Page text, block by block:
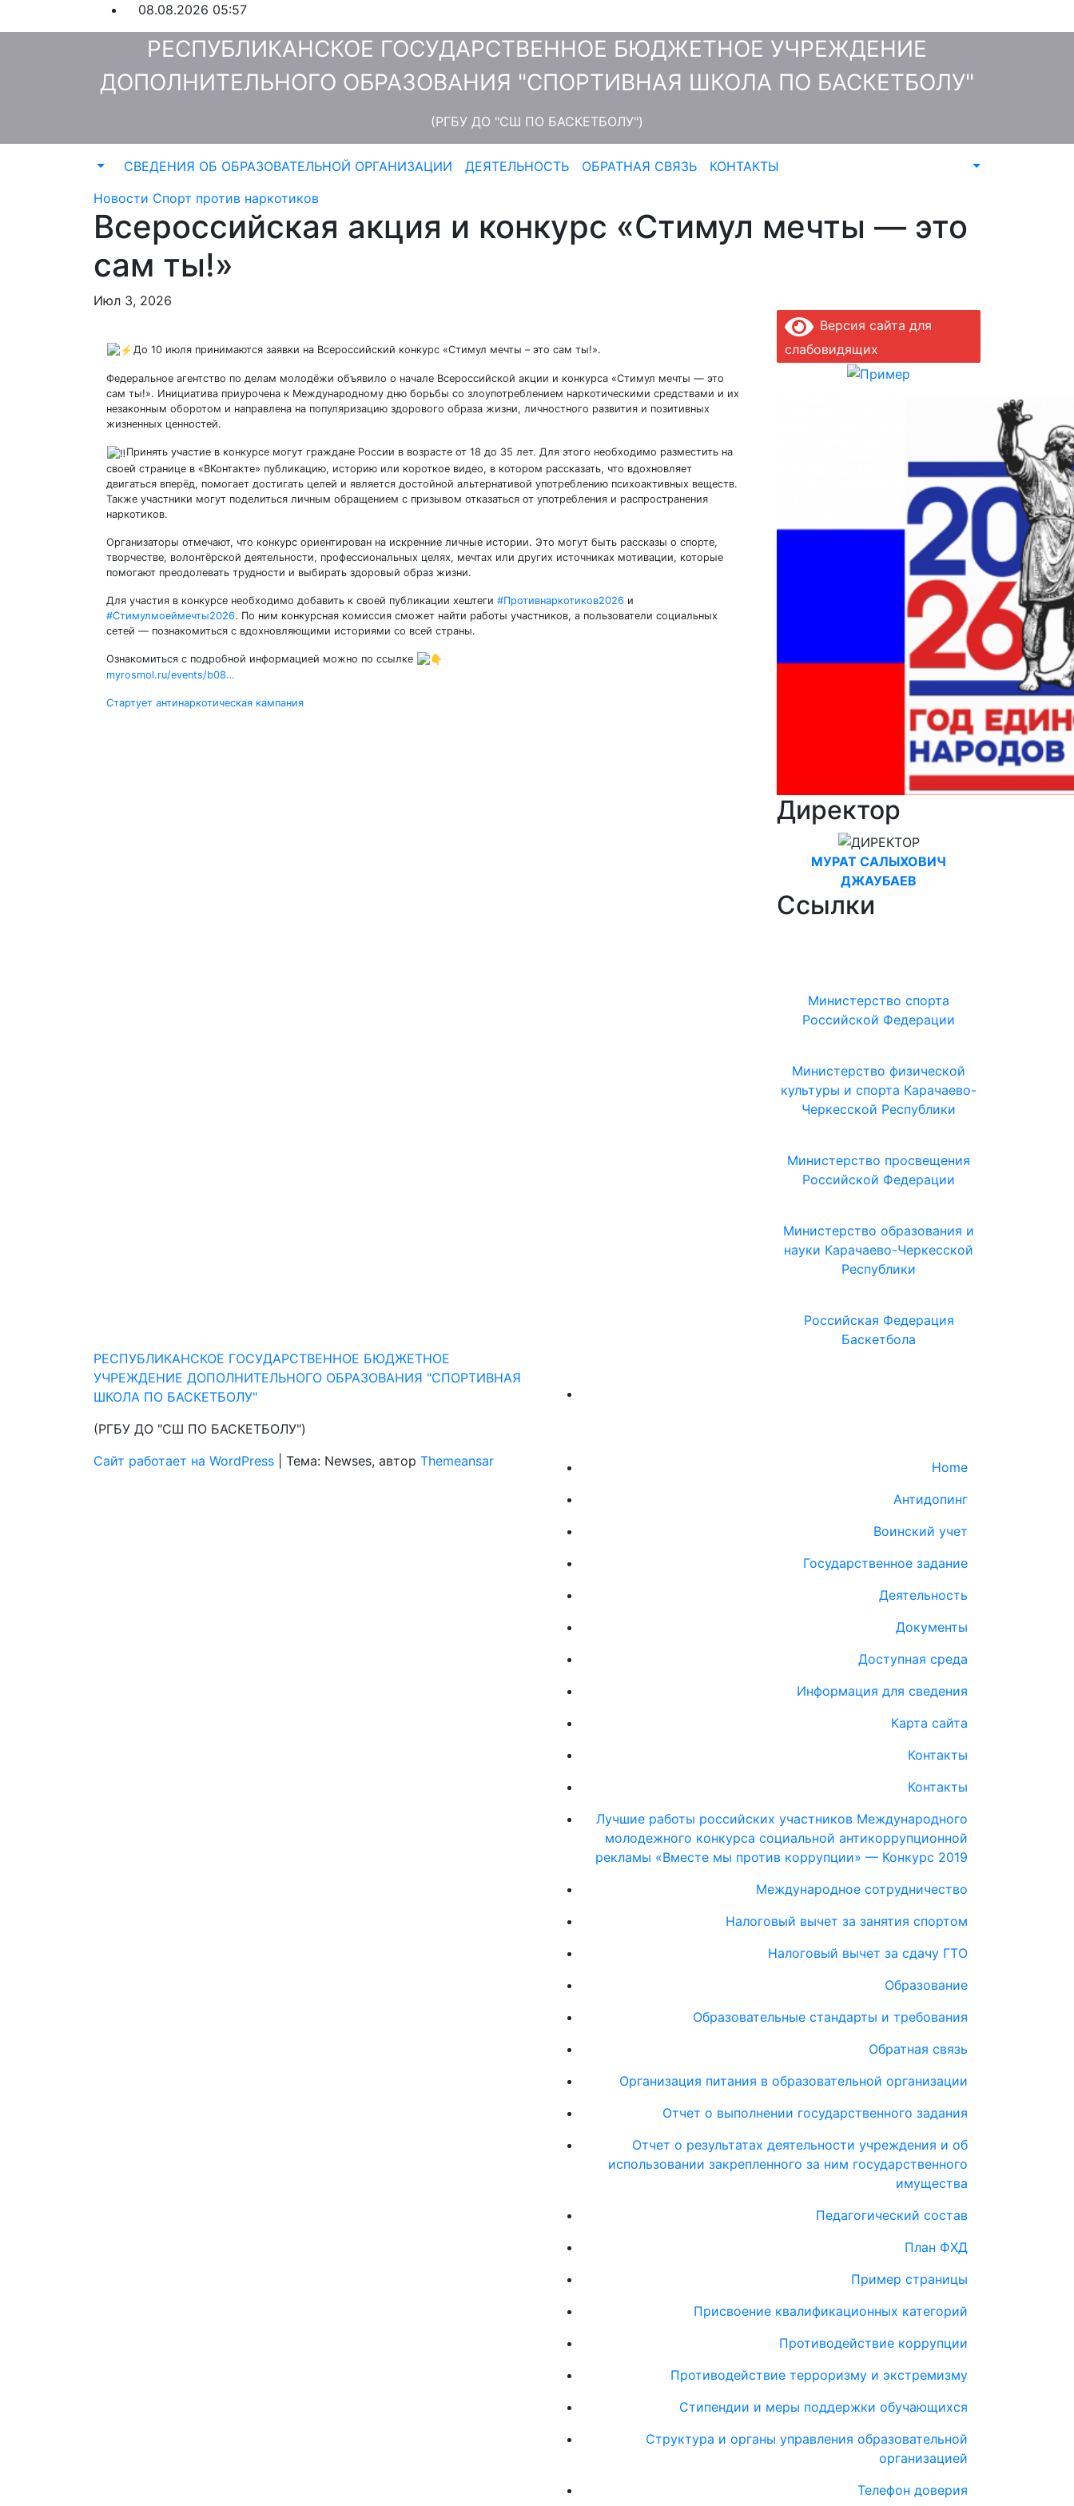
к
08.08.2026 05:57
РЕСПУБЛИКАНСКОЕ ГОСУДАРСТВЕННОЕ БЮДЖЕТНОЕ УЧРЕЖДЕНИЕ
ДОПОЛНИТЕЛЬНОГО ОБРАЗОВАНИЯ "СПОРТИВНАЯ ШКОЛА ПО БАСКЕТБОЛУ"
(РГБУ ДО "СШ ПО БАСКЕТБОЛУ")
СВЕДЕНИЯ ОБ ОБРАЗОВАТЕЛЬНОЙ ОРГАНИЗАЦИИ ДЕЯТЕЛЬНОСТЬ ОБРАТНАЯ СВЯЗЬ
КОНТАКТЫ
Новости Спорт против наркотиков
Всероссийская акция и конкурс «Стимул мечты — это
сам ты!»
Июл 3, 2026
️До 10 июля принимаются заявки на Всероссийский конкурс «Стимул мечты – это сам ты!».
Федеральное агентство по делам молодёжи объявило о начале Всероссийской акции и конкурса «Стимул мечты — это
сам ты!». Инициатива приурочена к Международному дню борьбы со злоупотреблением наркотическими средствами и их
незаконным оборотом и направлена на популяризацию здорового образа жизни, личностного развития и позитивных
жизненных ценностей.
Принять участие в конкурсе могут граждане России в возрасте от 18 до 35 лет. Для этого необходимо разместить на
своей странице в «ВКонтакте» публикацию, историю или короткое видео, в котором рассказать, что вдохновляет
двигаться вперёд, помогает достигать целей и является достойной альтернативой употреблению психоактивных веществ.
Также участники могут поделиться личным обращением с призывом отказаться от употребления и распространения
наркотиков.
Организаторы отмечают, что конкурс ориентирован на искренние личные истории. Это могут быть рассказы о спорте,
творчестве, волонтёрской деятельности, профессиональных целях, мечтах или других источниках мотивации, которые
помогают преодолевать трудности и выбирать здоровый образ жизни.
Для участия в конкурсе необходимо добавить к своей публикации хештеги #Противнаркотиков2026 и
#Стимулмоеймечты2026. По ним конкурсная комиссия сможет найти работы участников, а пользователи социальных
сетей — познакомиться с вдохновляющими историями со всей страны.
Ознакомиться с подробной информацией можно по ссылке
myrosmol.ru/events/b08…
Навигация
Стартует антинаркотическая кампания
Версия сайта для
слабовидящих
Директор
МУРАТ САЛЫХОВИЧ
ДЖАУБАЕВ
Ссылки
Министерство спорта
Российской Федерации
Министерство физической
культуры и спорта Карачаево-
Черкесской Республики
Министерство просвещения
Российской Федерации
Министерство образования и
науки Карачаево-Черкесской
Республики
Российская Федерация
Баскетбола
РЕСПУБЛИКАНСКОЕ ГОСУДАРСТВЕННОЕ БЮДЖЕТНОЕ
УЧРЕЖДЕНИЕ ДОПОЛНИТЕЛЬНОГО ОБРАЗОВАНИЯ "СПОРТИВНАЯ
ШКОЛА ПО БАСКЕТБОЛУ"
(РГБУ ДО "СШ ПО БАСКЕТБОЛУ")
Сайт работает на WordPress
Тема: Newses, автор Themeansar
Home
Антидопинг
Воинский учет
Государственное задание
Деятельность
Документы
Доступная среда
Информация для сведения
Карта сайта
Контакты
Контакты
Лучшие работы российских участников Международного
молодежного конкурса социальной антикоррупционной
рекламы «Вместе мы против коррупции» — Конкурс 2019
Международное сотрудничество
Налоговый вычет за занятия спортом
Налоговый вычет за сдачу ГТО
Образование
Образовательные стандарты и требования
Обратная связь
Организация питания в образовательной организации
Отчет о выполнении государственного задания
Отчет о результатах деятельности учреждения и об
использовании закрепленного за ним государственного
имущества
Педагогический состав
План ФХД
Пример страницы
Присвоение квалификационных категорий
Противодействие коррупции
Противодействие терроризму и экстремизму
Стипендии и меры поддержки обучающихся
Структура и органы управления образовательной
организацией
Телефон доверия